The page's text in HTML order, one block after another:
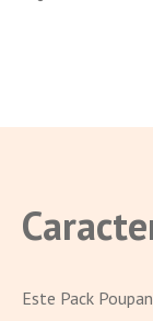
Este Pack